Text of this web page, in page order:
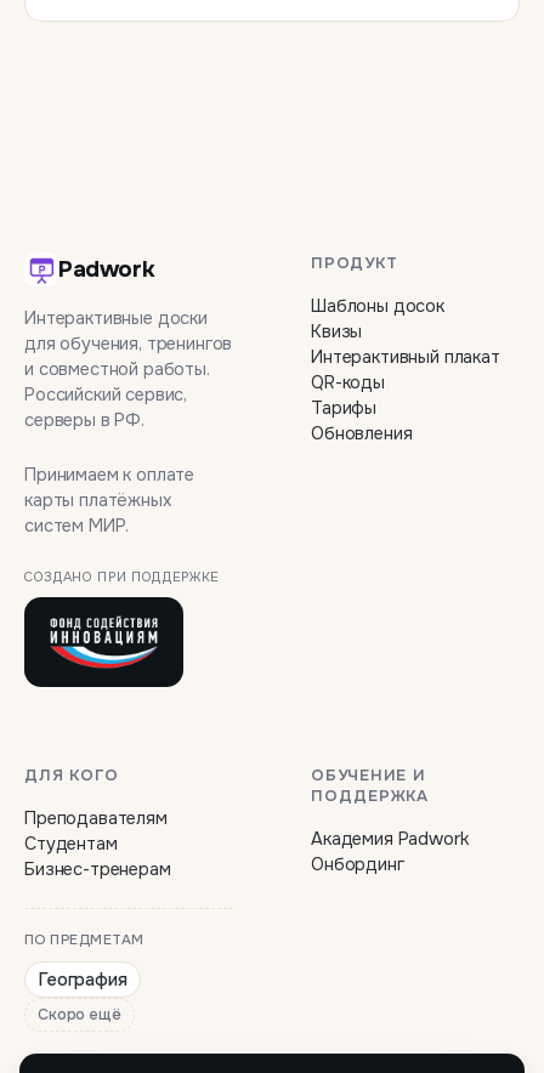
Padwork
Интерактивные доски
для обучения, тренингов
и совместной работы.
Российский сервис,
серверы в РФ.
Принимаем к оплате
карты платёжных
систем МИР.
СОЗДАНО ПРИ ПОДДЕРЖКЕ
ПРОДУКТ
Шаблоны досок
Квизы
Интерактивный плакат
QR-коды
Тарифы
Обновления
ДЛЯ КОГО
Преподавателям
Студентам
Бизнес-тренерам
ПО ПРЕДМЕТАМ
География
Скоро ещё
ОБУЧЕНИЕ И
ПОДДЕРЖКА
Академия Padwork
Онбординг